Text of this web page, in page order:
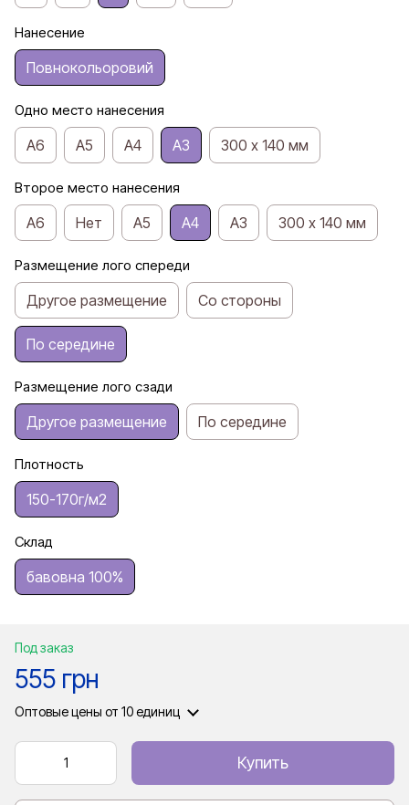
Нанесение
Повнокольоровий
Одно место нанесения
А6 A5 А4 А3 300 х 140 мм
Второе место нанесения
A6 Нет A5 A4 А3 300 х 140 мм
Размещение лого спереди
Другое размещение Со стороны
По середине
Размещение лого сзади
Другое размещение По середине
Плотность
150-170г/м2
Склад
бавовна 100%
Под заказ
555 грн
Оптовые цены от 10 единиц
Купить